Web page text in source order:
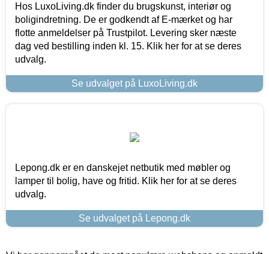
Hos LuxoLiving.dk finder du brugskunst, interiør og
boligindretning. De er godkendt af E-mærket og har
flotte anmeldelser på Trustpilot. Levering sker næste
dag ved bestilling inden kl. 15. Klik her for at se deres
udvalg.
Se udvalget på LuxoLiving.dk
Lepong.dk er en danskejet netbutik med møbler og
lamper til bolig, have og fritid. Klik her for at se deres
udvalg.
Se udvalget på Lepong.dk